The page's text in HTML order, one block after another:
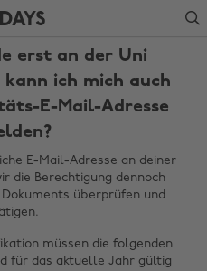
Search
erst an der Uni
ich mich auch
E-Mail-Adresse
E-Mail-Adresse an deiner
die Berechtigung dennoch
überprüfen und
müssen die folgenden
für das aktuelle Jahr gültig